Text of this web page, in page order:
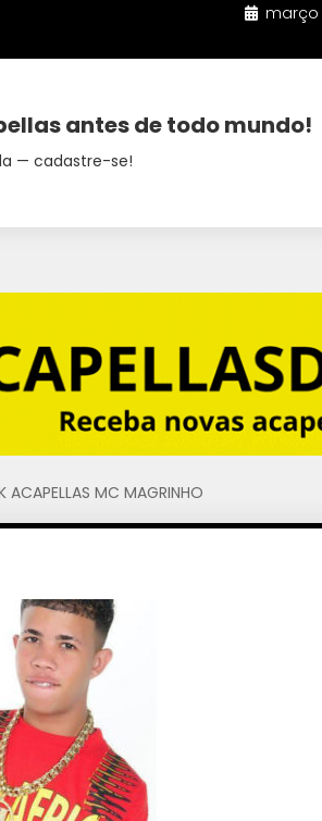
março
antes de todo mundo!
— cadastre-se!
ACAPELLAS MC MAGRINHO